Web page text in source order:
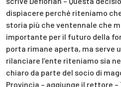
dispiacere perché riteniamo
storia più che ventennale che
importante per il futuro della
porta rimane aperta, ma serve
rilanciare l’ente riteniamo sia
chiaro da parte del socio di
Provincia – aggiunge il rettore